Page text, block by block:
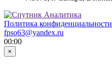
Политика конфиденциальности
fpso63@yandex.ru
00:00
×